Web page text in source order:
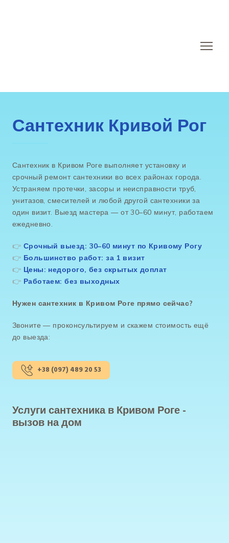
Сантехник Кривой Рог
Сантехник в Кривом Роге выполняет установку и
срочный ремонт сантехники во всех районах города.
Устраняем протечки, засоры и неисправности труб,
унитазов, смесителей и любой другой сантехники за
один визит. Выезд мастера — от 30–60 минут, работаем
ежедневно.
👉 Срочный выезд: 30–60 минут по Кривому Рогу
👉 Большинство работ: за 1 визит
👉 Цены: недорого, без скрытых доплат
👉 Работаем: без выходных
Нужен сантехник в Кривом Роге прямо сейчас?
Звоните — проконсультируем и скажем стоимость ещё
до выезда:
+38 (097) 489 20 53
Услуги сантехника в Кривом Роге -
вызов на дом